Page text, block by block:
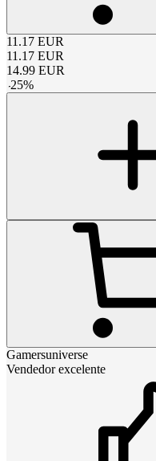
11.17 EUR
11.17 EUR
14.99 EUR
-25%
Gamersuniverse
Vendedor excelente